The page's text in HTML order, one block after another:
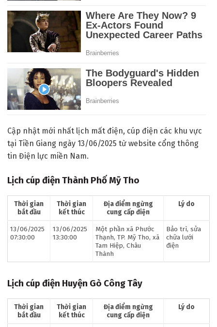
Cập nhật mới nhất lịch mất điện, cúp điện các khu vực
tại Tiền Giang ngày 13/06/2025 từ website cổng thông
tin Điện lực miền Nam.
Lịch cúp điện Thành Phố Mỹ Tho
Thời gian
bắt đầu
Thời gian
kết thúc
Địa điểm ngừng
cung cấp điện
Lý do
13/06/2025
07:30:00
13/06/2025
13:30:00
Một phần xã Phước
Thạnh, TP. Mỹ Tho, xã
Tam Hiệp, Châu
Thành
Bảo trì, sửa
chữa lưới
điện
Lịch cúp điện Huyện Gò Công Tây
Thời gian
bắt đầu
Thời gian
kết thúc
Địa điểm ngừng
cung cấp điện
Lý do